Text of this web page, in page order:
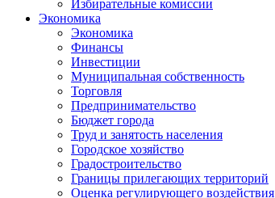
Избирательные комиссии
Экономика
Экономика
Финансы
Инвестиции
Муниципальная собственность
Торговля
Предпринимательство
Бюджет города
Труд и занятость населения
Городское хозяйство
Градостроительство
Границы прилегающих территорий
Оценка регулирующего воздействия